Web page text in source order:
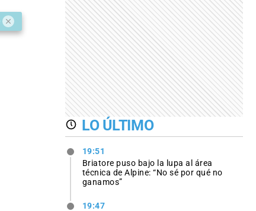
LO ÚLTIMO
19:51
Briatore puso bajo la lupa al área
técnica de Alpine: “No sé por qué no
ganamos”
19:47